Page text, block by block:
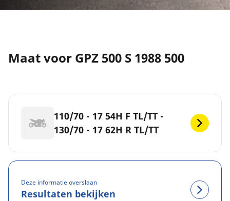
Maat voor GPZ 500 S 1988 500
110/70 - 17 54H F TL/TT -
130/70 - 17 62H R TL/TT
Deze informatie overslaan
Resultaten bekijken